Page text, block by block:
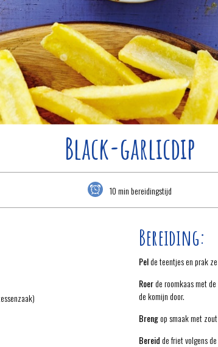
Black-garlicdip
10 min bereidingstijd
Bereiding:
Pelde teentjes en prak
Roerde roomkaas met
de komijn door.
Brengop smaak met
Bereidde friet volgens